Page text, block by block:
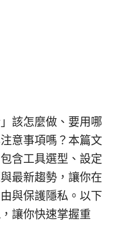
該怎麼做、要用哪
意事項嗎？本篇文
含工具選型、設定
最新趨勢，讓你在
與保護隱私。以下
讓你快速掌握重